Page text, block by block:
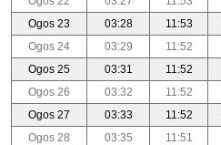
Ogos 23
03:28 11:53
Ogos 24
03:29 11:52
Ogos 25
03:31 11:52
Ogos 26
03:32 11:52
Ogos 27
03:33 11:52
Ogos 28
03:35 11:51